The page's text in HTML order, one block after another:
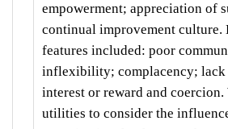
empowerment; appreciation of
continual improvement culture.
features included: poor
inflexibility; complacency; lack
interest or reward and coercion.
utilities to consider the